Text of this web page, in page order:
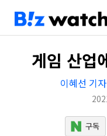
게임 산업
이혜선 기자